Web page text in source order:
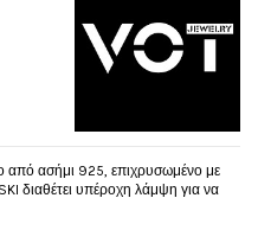
από ασήμι 925, επιχρυσωμένο με
διαθέτει υπέροχη λάμψη για να